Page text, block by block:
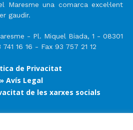
Maresme una comarca excel·lent
gaudir.
- Pl. Miquel Biada, 1 - 08301
16 16 - Fax 93 757 21 12
de Privacitat
» Avís Legal
de les xarxes socials